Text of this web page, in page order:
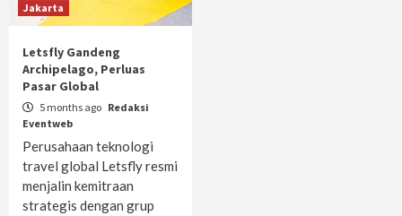
Jakarta
Letsfly Gandeng
Archipelago, Perluas
Pasar Global
5 months ago Redaksi
Eventweb
Perusahaan teknologi
travel global Letsfly resmi
menjalin kemitraan
strategis dengan grup